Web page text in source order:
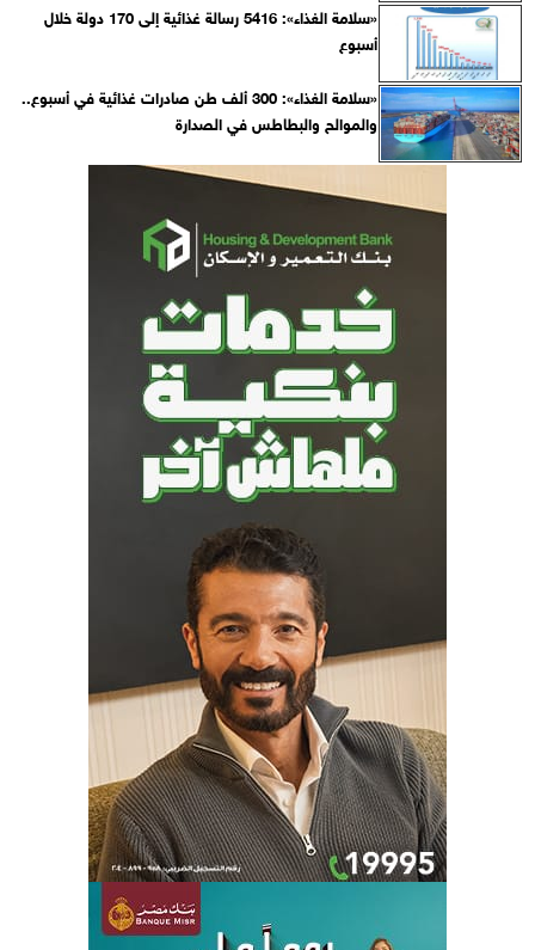
«سلامة الغذاء»: 5416 رسالة غذائية إلى 170 دولة خلال
أسبوع
«سلامة الغذاء»: 300 ألف طن صادرات غذائية في أسبوع..
والموالح والبطاطس في الصدارة